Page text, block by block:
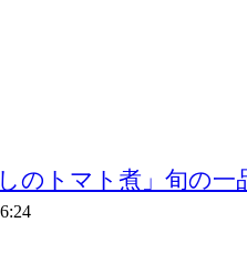
のトマト煮」旬の一